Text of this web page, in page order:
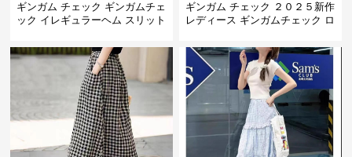
ギンガム チェック ギンガムチェ
ック イレギュラーヘム スリット
ギンガム チェック ２０２５新作
レディース ギンガムチェック ロ